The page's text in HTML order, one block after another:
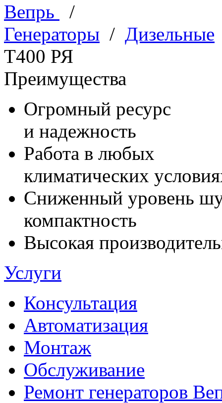
Вепрь
/
Генераторы / Дизельные
Т400 РЯ
Преимущества
Огромный ресурс
и надежность
Работа в любых
климатических
Сниженный уровень
компактность
Высокая
Услуги
Консультация
Автоматизация
Монтаж
Обслуживание
Ремонт генераторов